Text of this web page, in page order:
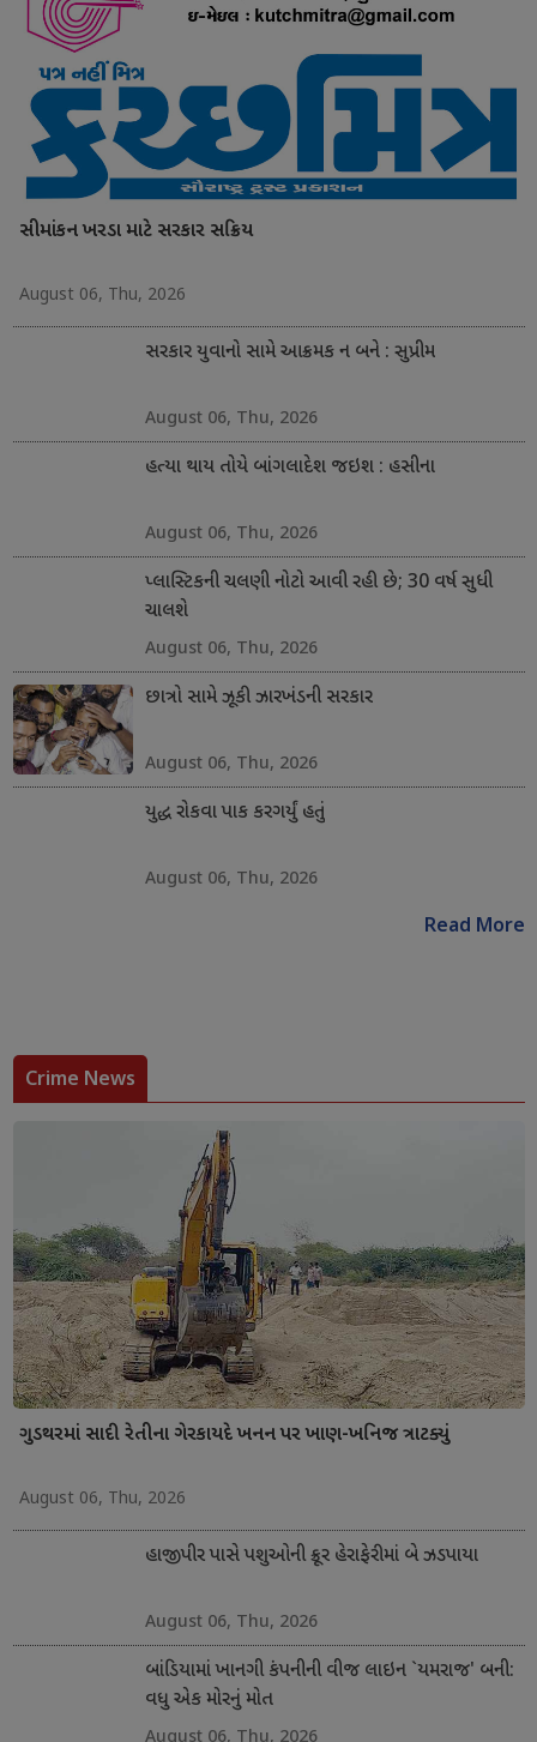
સીમાંકન ખરડા માટે સરકાર સક્રિય
August 06, Thu, 2026
સરકાર યુવાનો સામે આક્રમક ન બને : સુપ્રીમ
August 06, Thu, 2026
હત્યા થાય તોયે બાંગલાદેશ જઇશ : હસીના
August 06, Thu, 2026
પ્લાસ્ટિકની ચલણી નોટો આવી રહી છે; 30 વર્ષ સુધી
ચાલશે
August 06, Thu, 2026
છાત્રો સામે ઝૂકી ઝારખંડની સરકાર
August 06, Thu, 2026
યુદ્ધ રોકવા પાક કરગર્યું હતું
August 06, Thu, 2026
Read More
Crime News
ગુડથરમાં સાદી રેતીના ગેરકાયદે ખનન પર ખાણ-ખનિજ ત્રાટક્યું
August 06, Thu, 2026
હાજીપીર પાસે પશુઓની ક્રૂર હેરાફેરીમાં બે ઝડપાયા
August 06, Thu, 2026
બાંડિયામાં ખાનગી કંપનીની વીજ લાઇન `યમરાજ' બની:
વધુ એક મોરનું મોત
August 06, Thu, 2026